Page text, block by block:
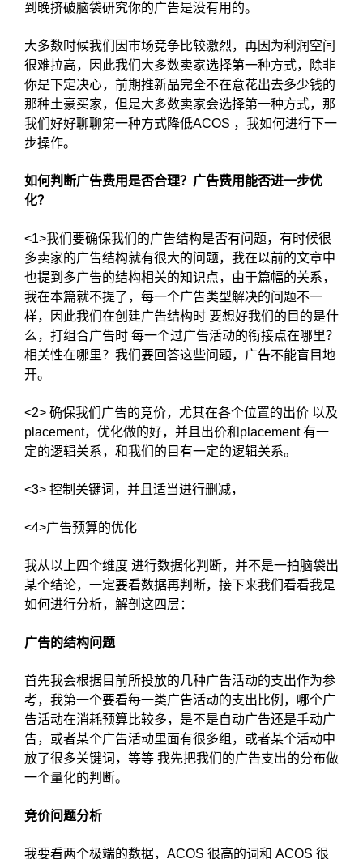
到晚挤破脑袋研究你的广告是没有用的。
大多数时候我们因市场竞争比较激烈，再因为利润空间
很难拉高，因此我们大多数卖家选择第一种方式，除非
你是下定决心，前期推新品完全不在意花出去多少钱的
那种土豪买家，但是大多数卖家会选择第一种方式，那
我们好好聊聊第一种方式降低ACOS ，我如何进行下一
步操作。
如何判断广告费用是否合理？广告费用能否进一步优
化？
<1>我们要确保我们的广告结构是否有问题，有时候很
多卖家的广告结构就有很大的问题，我在以前的文章中
也提到多广告的结构相关的知识点，由于篇幅的关系，
我在本篇就不提了，每一个广告类型解决的问题不一
样，因此我们在创建广告结构时 要想好我们的目的是什
么，打组合广告时 每一个过广告活动的衔接点在哪里？
相关性在哪里？我们要回答这些问题，广告不能盲目地
开。
<2> 确保我们广告的竞价，尤其在各个位置的出价 以及
placement，优化做的好，并且出价和placement 有一
定的逻辑关系，和我们的目有一定的逻辑关系。
<3> 控制关键词，并且适当进行删减，
<4>广告预算的优化
我从以上四个维度 进行数据化判断，并不是一拍脑袋出
某个结论，一定要看数据再判断，接下来我们看看我是
如何进行分析，解剖这四层：
广告的结构问题
首先我会根据目前所投放的几种广告活动的支出作为参
考，我第一个要看每一类广告活动的支出比例，哪个广
告活动在消耗预算比较多，是不是自动广告还是手动广
告，或者某个广告活动里面有很多组，或者某个活动中
放了很多关键词，等等 我先把我们的广告支出的分布做
一个量化的判断。
竞价问题分析
我要看两个极端的数据，ACOS 很高的词和 ACOS 很